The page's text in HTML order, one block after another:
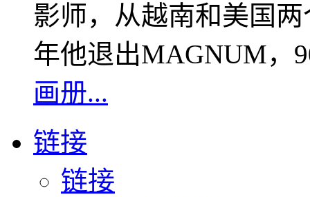
影师，从越南和美国
年他退出MAGNUM，
画册...
链接
链接